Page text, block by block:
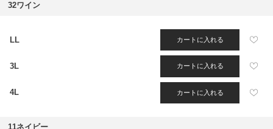
32ワイン
LL カートに入れる
3L カートに入れる
4L カートに入れる
11ネイビー